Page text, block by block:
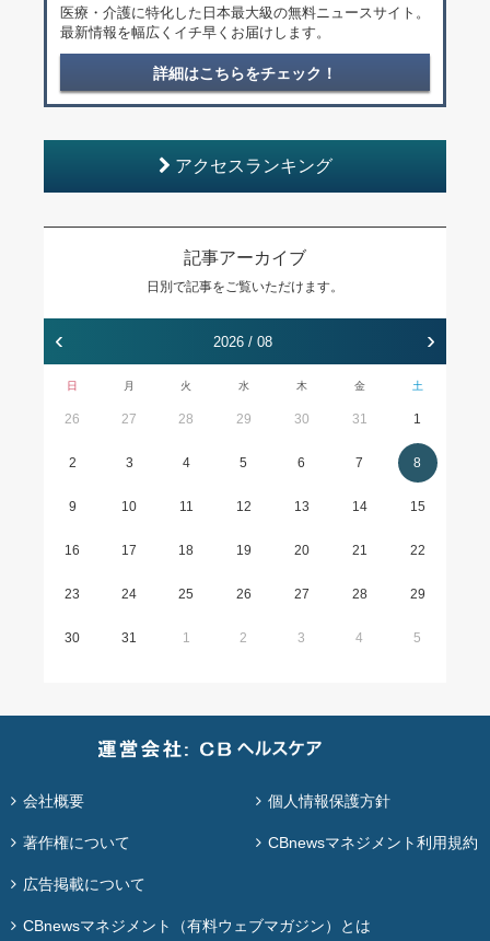
医療・介護に特化した日本最大級の無料ニュースサイト。
最新情報を幅広くイチ早くお届けします。
詳細はこちらをチェック！
アクセスランキング
記事アーカイブ
日別で記事をご覧いただけます。
‹ 2026 / 08 ›
日 月 火 水 木 金 土
26 27 28 29 30 31 1
2 3 4 5 6 7 8
9 10 11 12 13 14 15
16 17 18 19 20 21 22
23 24 25 26 27 28 29
30 31 1 2 3 4 5
会社概要 個人情報保護方針
著作権について CBnewsマネジメント利用規約
広告掲載について
CBnewsマネジメント（有料ウェブマガジン）とは